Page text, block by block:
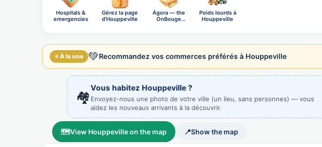
Hospitals &
emergencies
Gérez la page
d'Houppeville
Ágora — the
OnBouge
Poids lourds à
Houppeville
⭐ À la une 💚Recommandez vos commerces préférés à Houppeville
🏘️
Vous habitez Houppeville ?
Envoyez-nous une photo de votre ville (un lieu, sans personnes) — vous
aidez les nouveaux arrivants à la découvrir.
🗺️View Houppeville on the map 📍Show the map